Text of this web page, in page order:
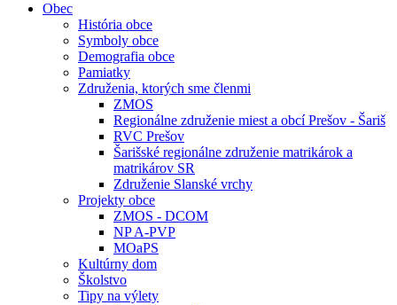
Obec
História obce
Symboly obce
Demografia obce
Pamiatky
Združenia, ktorých sme členmi
ZMOS
Regionálne združenie miest a obcí Prešov - Šariš
RVC Prešov
Šarišské regionálne združenie matrikárok a
matrikárov SR
Združenie Slanské vrchy
Projekty obce
ZMOS - DCOM
NP A-PVP
MOaPS
Kultúrny dom
Školstvo
Tipy na výlety